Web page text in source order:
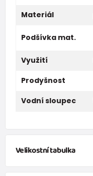
Materiál
Podšívka mat.
Využití
Prodyšnost
Vodní sloupec
Velikostní tabulka
Velikostní tabulka: